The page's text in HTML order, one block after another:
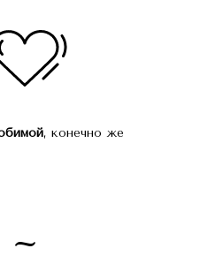
, конечно же
~